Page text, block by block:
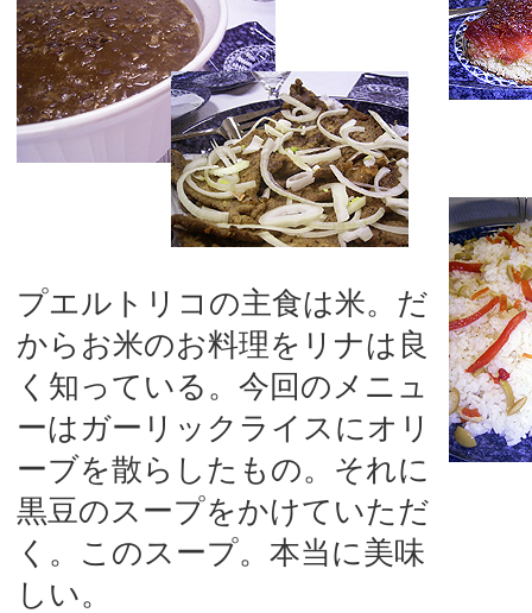
プエルトリコの主食は米。だ
からお米のお料理をリナは良
く知っている。今回のメニュ
ーはガーリックライスにオリ
ーブを散らしたもの。それに
黒豆のスープをかけていただ
く。このスープ。本当に美味
しい。